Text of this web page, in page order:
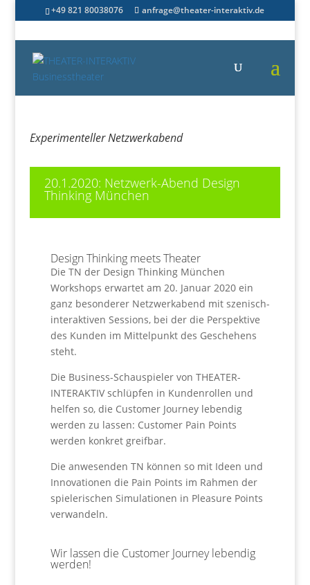
+49 821 80038076 anfrage@theater-interaktiv.de
Experimenteller Netzwerkabend
20.1.2020: Netzwerk-Abend Design
Thinking München
Design Thinking meets Theater
Die TN der Design Thinking München
Workshops erwartet am 20. Januar 2020 ein
ganz besonderer Netzwerkabend mit szenisch-
interaktiven Sessions, bei der die Perspektive
des Kunden im Mittelpunkt des Geschehens
steht.
Die Business-Schauspieler von THEATER-
INTERAKTIV schlüpfen in Kundenrollen und
helfen so, die Customer Journey lebendig
werden zu lassen: Customer Pain Points
werden konkret greifbar.
Die anwesenden TN können so mit Ideen und
Innovationen die Pain Points im Rahmen der
spielerischen Simulationen in Pleasure Points
verwandeln.
Wir lassen die Customer Journey lebendig
werden!